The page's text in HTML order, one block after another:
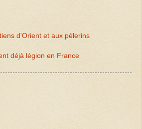
d'Orient et aux pèlerins
déjà légion en France